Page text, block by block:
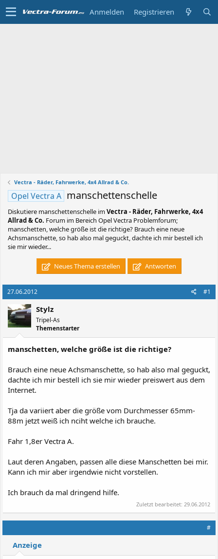
Anmelden Registrieren
Vectra - Räder, Fahrwerke, 4x4 Allrad & Co.
Opel Vectra A manschettenschelle
Diskutiere manschettenschelle imVectra - Räder, Fahrwerke, 4x4
Allrad & Co. Forum im Bereich Opel Vectra Problemforum;
manschetten, welche größe ist die richtige? Brauch eine neue
Achsmanschette, so hab also mal geguckt, dachte ich mir bestell ich
sie mir wieder...
Neues Thema erstellen Antworten
27.06.2012 #1
Stylz
Tripel-As
Themenstarter
manschetten, welche größe ist die richtige?
Brauch eine neue Achsmanschette, so hab also mal geguckt,
dachte ich mir bestell ich sie mir wieder preiswert aus dem
Internet.
Tja da variiert aber die größe vom Durchmesser 65mm-
88m jetzt weiß ich nciht welche ich brauche.
Fahr 1,8er Vectra A.
Laut deren Angaben, passen alle diese Manschetten bei mir.
Kann ich mir aber irgendwie nicht vorstellen.
Ich brauch da mal dringend hilfe.
Zuletzt bearbeitet: 29.06.2012
#
Anzeige